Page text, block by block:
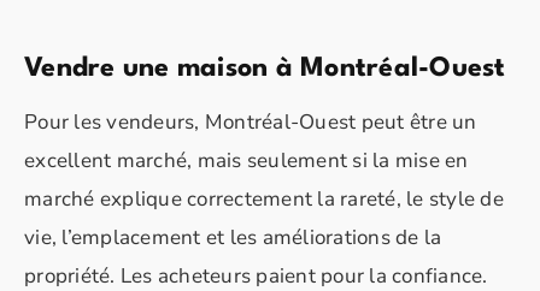
Vendre une maison à Montréal-Ouest
Pour les vendeurs, Montréal-Ouest peut être un
excellent marché, mais seulement si la mise en
marché explique correctement la rareté, le style de
vie, l’emplacement et les améliorations de la
propriété. Les acheteurs paient pour la confiance.